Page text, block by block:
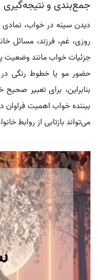
جمع‌بندی و نتیجه‌گیری
دیدن سینه در خواب،
روزی، غم، فرزند، مسائل
جزئیات خواب مانند وضعیت
حضور مو یا خطوط رنگی
بنابراین، برای تعبیر
بیننده خواب اهمیت فراوان
می‌تواند بازتابی از روابط